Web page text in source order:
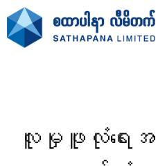
လူမှုဖူလုံရေး